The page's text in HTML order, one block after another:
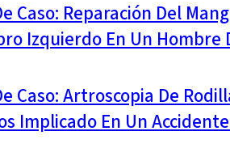
Caso: Reparación Del
Izquierdo En Un Hombre
Caso: Artroscopia De
Implicado En Un